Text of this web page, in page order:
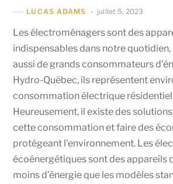
LUCAS ADAMS juillet 5, 2023
Les électroménagers sont des
indispensables dans notre quotidien,
aussi de grands consommateurs
Hydro-Québec, ils représentent
consommation électrique
Heureusement, il existe des
cette consommation et faire des
protégeant l’environnement. Les
écoénergétiques sont des appareils
moins d’énergie que les modèles